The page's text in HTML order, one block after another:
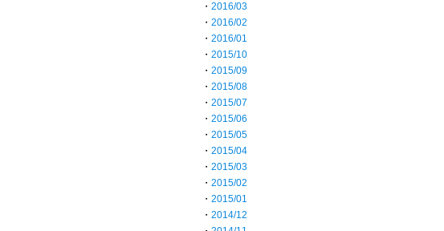
・ 2016/03
・ 2016/02
・ 2016/01
・ 2015/10
・ 2015/09
・ 2015/08
・ 2015/07
・ 2015/06
・ 2015/05
・ 2015/04
・ 2015/03
・ 2015/02
・ 2015/01
・ 2014/12